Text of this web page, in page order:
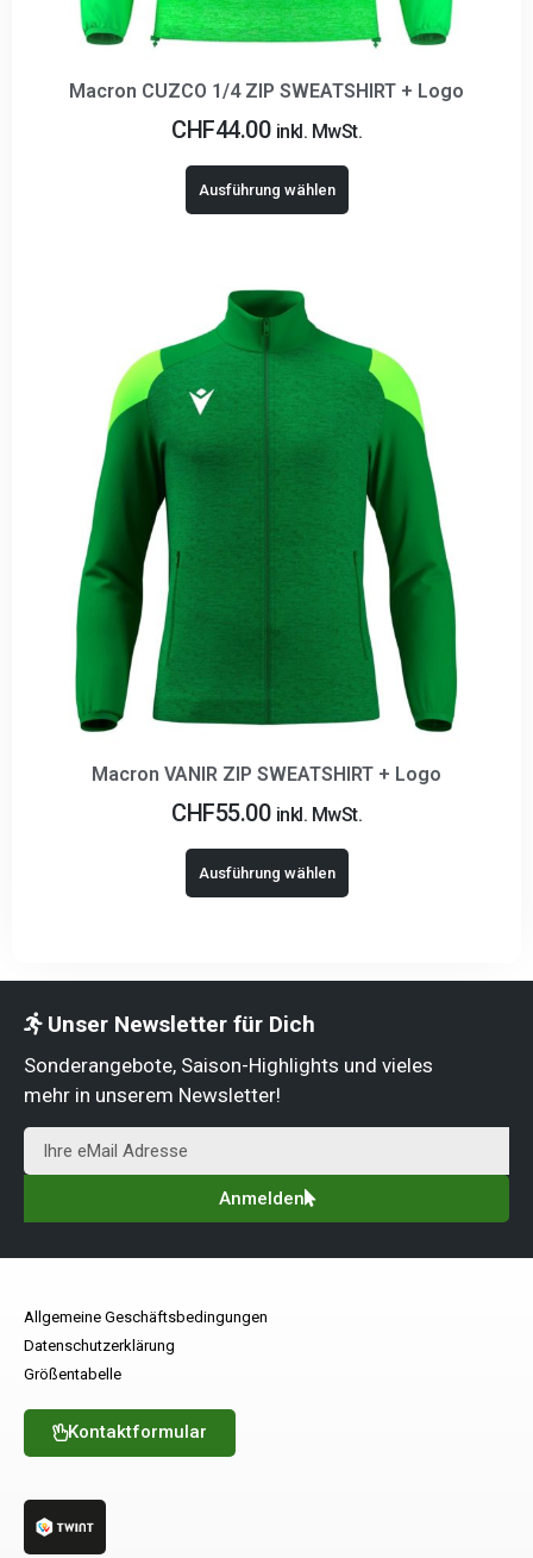
Macron CUZCO 1/4 ZIP SWEATSHIRT + Logo
CHF44.00 inkl. MwSt.
Ausführung wählen
Macron VANIR ZIP SWEATSHIRT + Logo
CHF55.00 inkl. MwSt.
Ausführung wählen
Unser Newsletter für Dich
Sonderangebote, Saison-Highlights und vieles
mehr in unserem Newsletter!
Anmelden
Allgemeine Geschäftsbedingungen
Datenschutzerklärung
Größentabelle
Kontaktformular